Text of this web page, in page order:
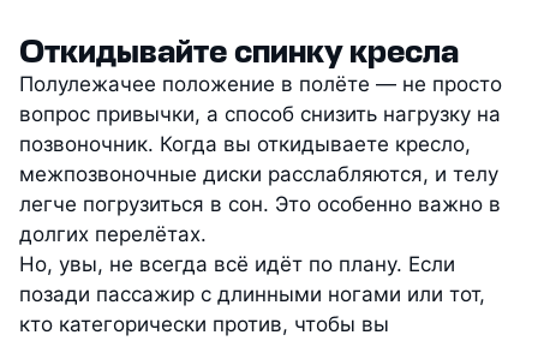
Откидывайте спинку кресла
Полулежачее положение в полёте — не просто
вопрос привычки, а способ снизить нагрузку на
позвоночник. Когда вы откидываете кресло,
межпозвоночные диски расслабляются, и телу
легче погрузиться в сон. Это особенно важно в
долгих перелётах.
Но, увы, не всегда всё идёт по плану. Если
позади пассажир с длинными ногами или тот,
кто категорически против, чтобы вы